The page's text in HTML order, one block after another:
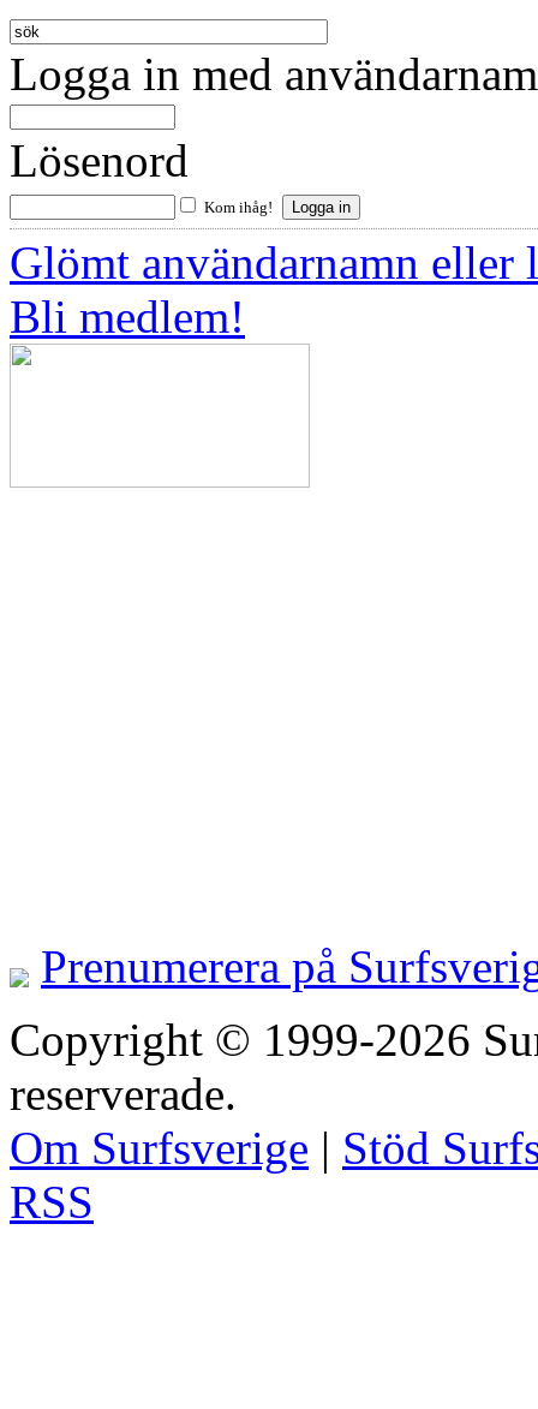
Logga in med
Lösenord
Kom ihåg!
Glömt användarnamn eller
Bli medlem!
Prenumerera på
Copyright © 1999-2026
reserverade.
Om Surfsverige | Stöd
RSS